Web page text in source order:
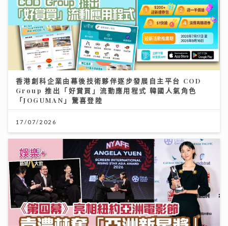
香港創科企業由幕後技術夥伴逐步發展自主平台 COD
Group 推出「好賞買」流動應用程式 韓國人氣角色
「JOGUMAN」驚喜登陸
17/07/2026